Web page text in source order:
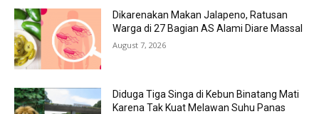
Dikarenakan Makan Jalapeno, Ratusan
Warga di 27 Bagian AS Alami Diare Massal
August 7, 2026
Diduga Tiga Singa di Kebun Binatang Mati
Karena Tak Kuat Melawan Suhu Panas